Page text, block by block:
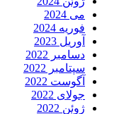
می 2024
فوریه 2024
آوریل 2023
دسامبر 2022
سپتامبر 2022
آگوست 2022
جولای 2022
ژوئن 2022